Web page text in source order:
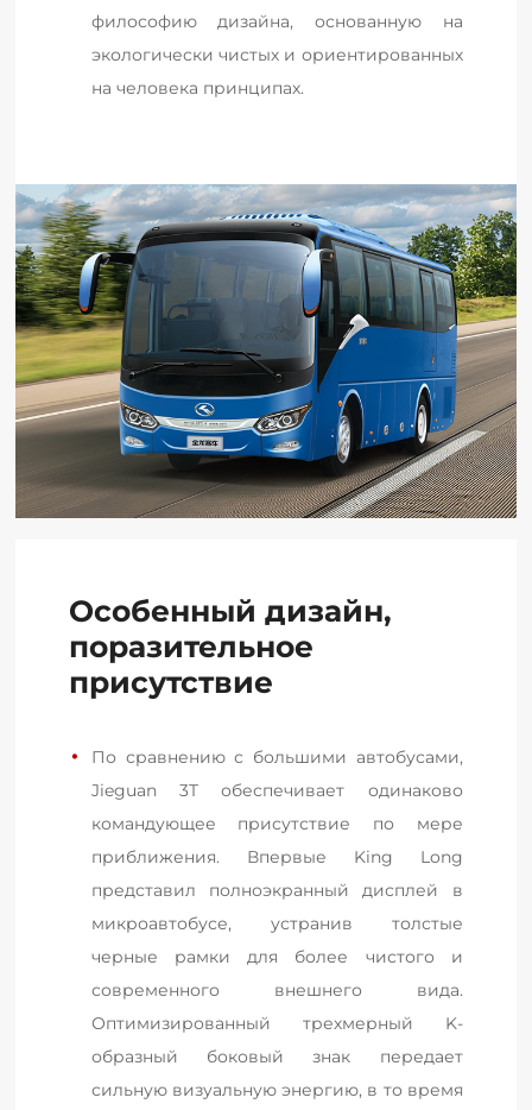
философию дизайна, основанную на
экологически чистых и ориентированных
на человека принципах.
Особенный дизайн,
поразительное
присутствие
По сравнению с большими автобусами,
Jieguan 3T обеспечивает одинаково
командующее присутствие по мере
приближения. Впервые King Long
представил полноэкранный дисплей в
микроавтобусе, устранив толстые
черные рамки для более чистого и
современного внешнего вида.
Оптимизированный трехмерный K-
образный боковый знак передает
сильную визуальную энергию, в то время